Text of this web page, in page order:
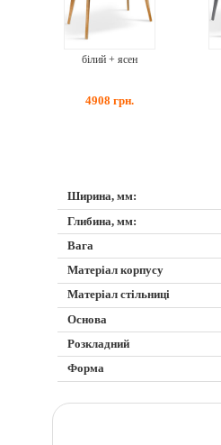
білий + ясен
4908 грн.
Ширина, мм:
Глибина, мм:
Вага
Матеріал корпусу
Матеріал стільниці
Основа
Розкладний
Форма